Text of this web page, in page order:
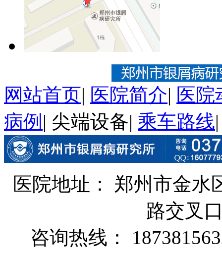
网站首页| 医院简介| 医院
病例 | 尖端设备| 乘车路线
医院地址： 郑州市金水
路交叉
咨询热线：